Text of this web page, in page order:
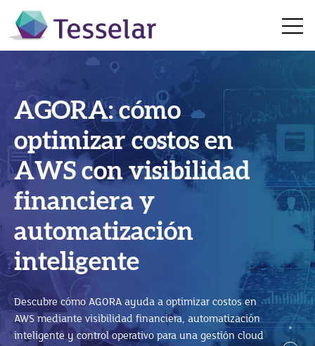
Open
SAP Business One en
la nube: 5 beneficios
para hacer crecer tu
empresa
José Luis Ramírez
AGORA: cómo
optimizar costos en
AWS con visibilidad
financiera y
automatización
inteligente
Descubre cómo AGORA ayuda a optimizar costos en
AWS mediante visibilidad financiera, automatización
inteligente y control operativo para una gestión cloud
SAP Business
Technology Platform
(BTP): cómo impulsar
la innovación con SAP
S/4HANA
Descubre cómo SAP Business Technology Platform (SAP
BTP) impulsa la innovación, integra sistemas y potencia
SAP S/4HANA sin afectar el ERP.